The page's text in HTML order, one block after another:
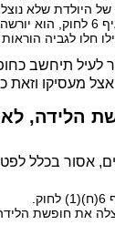
היולדת שלא
שאינה זכאית לחופשת
חלו לגביה הוראות
לעיל תיחשב
וזאת כאמור
הלידה,
את חופשת